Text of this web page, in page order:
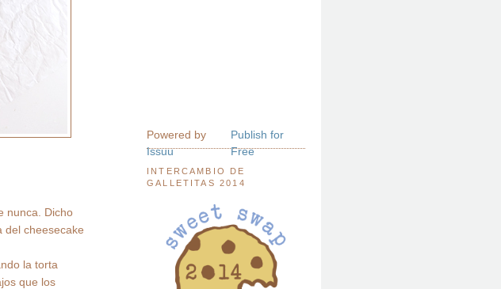
nunca. Dicho
del cheesecake
la torta
que los
Powered by
Issuu
Publish for
Free
INTERCAMBIO DE
GALLETITAS 2014